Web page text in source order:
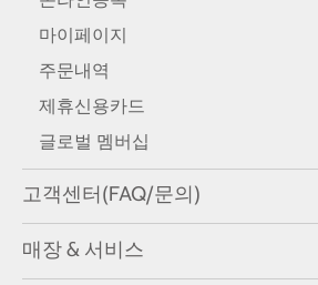
마이페이지
주문내역
제휴신용카드
글로벌 멤버십
고객센터(FAQ/문의)
매장 & 서비스